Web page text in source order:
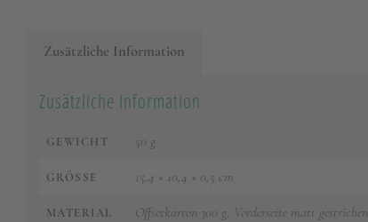
Zusätzliche Information
Zusätzliche Information
GEWICHT 50 g
GRÖSSE 15,4 × 10,4 × 0,5 cm
MATERIAL Offsetkarton 300 g, Vorderseite matt gestrichen